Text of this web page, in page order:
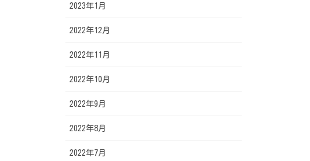
2023年1月
2022年12月
2022年11月
2022年10月
2022年9月
2022年8月
2022年7月